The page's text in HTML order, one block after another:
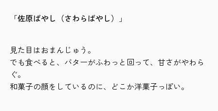
「佐原ばやし（さわらばやし） 」
見た目はおまんじゅう。
でも食べると、バターがふわっと回って、甘さがやわら
ぐ。
和菓子の顔をしているのに、どこか洋菓子っぽい。